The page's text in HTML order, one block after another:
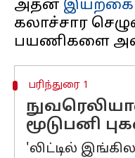
அதன் இயற்கை
கலாச்சார
பரிந்துரை 1
மூடுபனி
'லிட்டில்